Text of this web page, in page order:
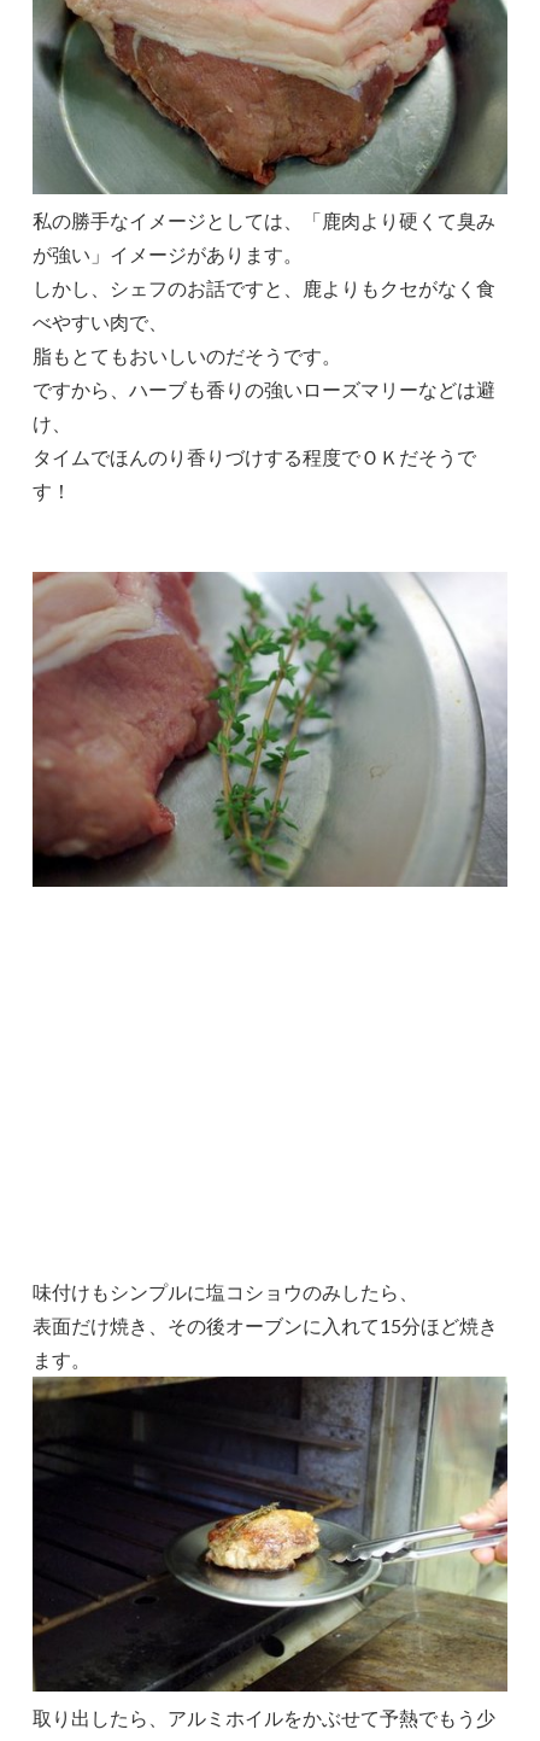
私の勝手なイメージとしては、「鹿肉より硬くて臭み
が強い」イメージがあります。
しかし、シェフのお話ですと、鹿よりもクセがなく食
べやすい肉で、
脂もとてもおいしいのだそうです。
ですから、ハーブも香りの強いローズマリーなどは避
け、
タイムでほんのり香りづけする程度でＯＫだそうで
す！
味付けもシンプルに塩コショウのみしたら、
表面だけ焼き、その後オーブンに入れて15分ほど焼き
ます。
取り出したら、アルミホイルをかぶせて予熱でもう少